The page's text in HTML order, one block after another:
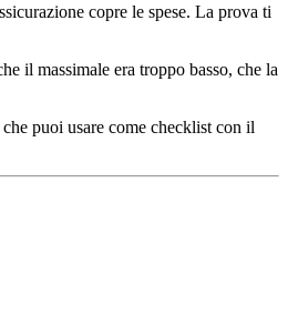
copre le spese. La prova ti
il massimale era troppo basso, che la
puoi usare come checklist con il